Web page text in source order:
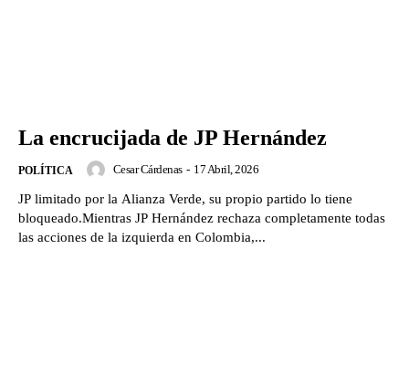
La encrucijada de JP Hernández
POLÍTICA Cesar Cárdenas - 17 Abril, 2026
JP limitado por la Alianza Verde, su propio partido lo tiene
bloqueado.Mientras JP Hernández rechaza completamente todas
las acciones de la izquierda en Colombia,...